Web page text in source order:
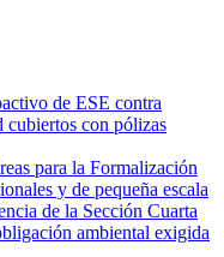
de ESE contra
cubiertos con pólizas
para la Formalización
y de pequeña escala
de la Sección Cuarta
ambiental exigida